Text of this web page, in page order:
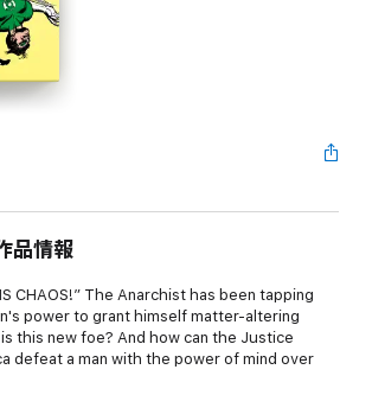
品情報
CHAOS!” The Anarchist has been tapping
power to grant himself matter-altering
this new foe? And how can the Justice
defeat a man with the power of mind over